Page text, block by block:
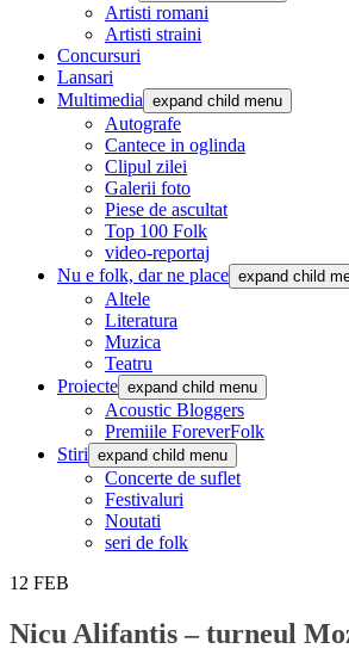
Artisti romani
Artisti straini
Concursuri
Lansari
Multimedia expand child menu
Autografe
Cantece in oglinda
Clipul zilei
Galerii foto
Piese de ascultat
Top 100 Folk
video-reportaj
Nu e folk, dar ne place expand child
Altele
Literatura
Muzica
Teatru
Proiecte expand child menu
Acoustic Bloggers
Premiile ForeverFolk
Stiri expand child menu
Concerte de suflet
Festivaluri
Noutati
seri de folk
12 FEB
Nicu Alifantis – turneul